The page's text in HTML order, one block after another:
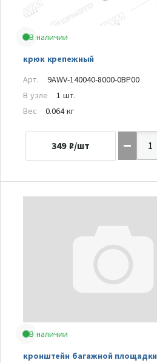
В наличии
крюк крепежный
Арт.
9AWV-140040-8000-0BP00
В узле
1 шт.
Вес
0.064 кг
349 ₽/шт
В наличии
кронштейн багажной площадки